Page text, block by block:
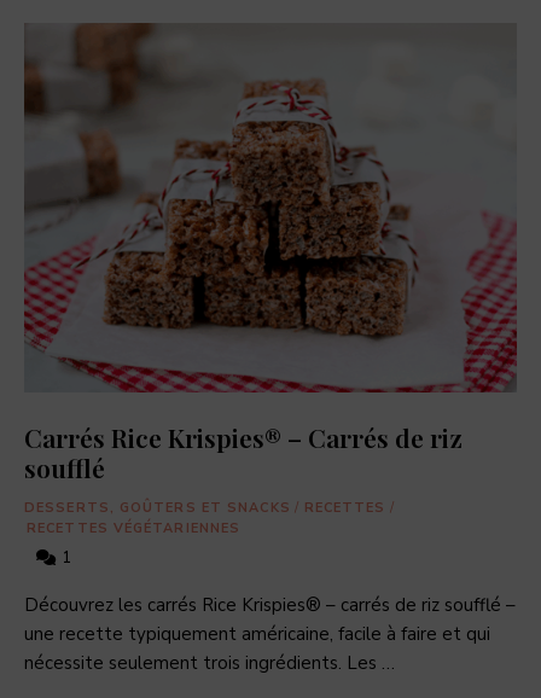
actualités
restaurants,
pâtisseries
découvrir.
Carrés Rice Krispies® – Carrés de riz
soufflé
DESSERTS, GOÛTERS ET SNACKS / RECETTES /
RECETTES VÉGÉTARIENNES
1
Découvrez les carrés Rice Krispies® – carrés de riz soufflé –
une recette typiquement américaine, facile à faire et qui
nécessite seulement trois ingrédients. Les …